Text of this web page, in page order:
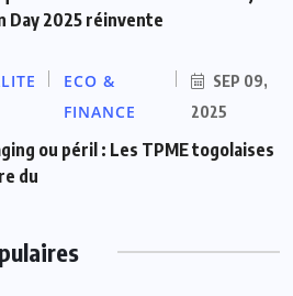
Day 2025 réinvente
ECO &
FINANCE
SEP 09,
2025
ou péril : Les TPME togolaises
du